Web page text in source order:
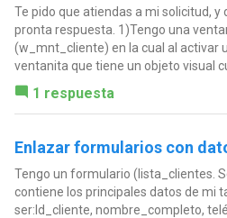
Te pido que atiendas a mi solicitud,
pronta respuesta. 1)Tengo una
(w_mnt_cliente) en la cual al activar
ventanita que tiene un objeto visual
1 respuesta
Enlazar formularios con
Tengo un formulario (lista_clientes.
contiene los principales datos de mi
ser:Id_cliente, nombre_completo,